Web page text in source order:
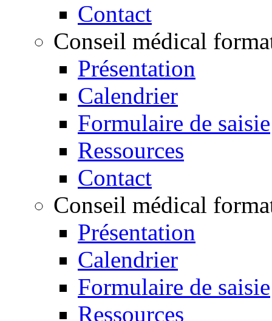
Contact
Conseil médical
Présentation
Calendrier
Formulaire de saisie
Ressources
Contact
Conseil médical
Présentation
Calendrier
Formulaire de saisie
Ressources